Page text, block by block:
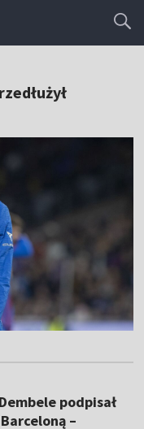
podpisał
–